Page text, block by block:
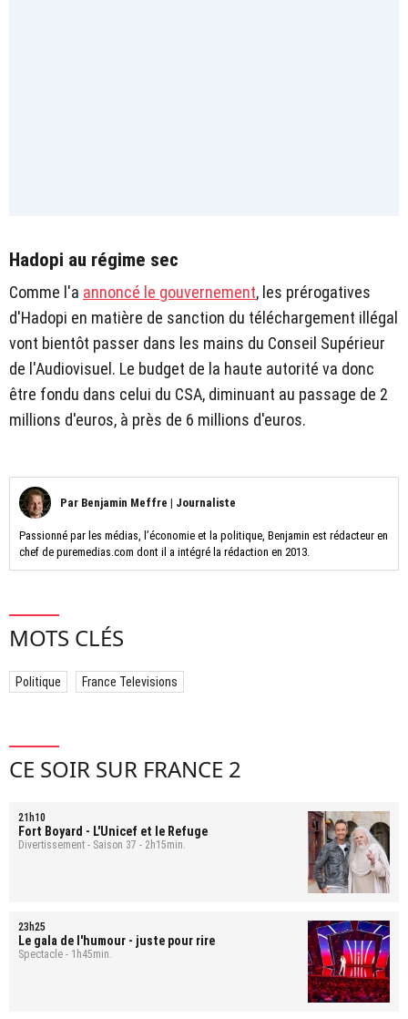
Hadopi au régime sec
Comme l'a annoncé le gouvernement, les prérogatives
d'Hadopi en matière de sanction du téléchargement illégal
vont bientôt passer dans les mains du Conseil Supérieur
de l'Audiovisuel. Le budget de la haute autorité va donc
être fondu dans celui du CSA, diminuant au passage de 2
millions d'euros, à près de 6 millions d'euros.
Par Benjamin Meffre | Journaliste
Passionné par les médias, l’économie et la politique, Benjamin est rédacteur en
chef de puremedias.com dont il a intégré la rédaction en 2013.
MOTS CLÉS
Politique France Televisions
CE SOIR SUR FRANCE 2
21h10
Fort Boyard - L'Unicef et le Refuge
Divertissement - Saison 37 - 2h15min.
23h25
Le gala de l'humour - juste pour rire
Spectacle - 1h45min.